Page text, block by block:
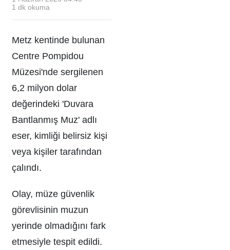
1 dk okuma
Metz kentinde bulunan
Centre Pompidou
Müzesi'nde sergilenen
6,2 milyon dolar
değerindeki 'Duvara
Bantlanmış Muz' adlı
eser, kimliği belirsiz kişi
veya kişiler tarafından
çalındı.
Olay, müze güvenlik
görevlisinin muzun
yerinde olmadığını fark
etmesiyle tespit edildi.